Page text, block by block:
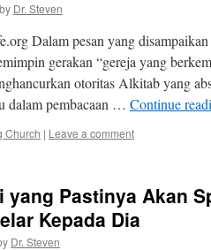
by Dr. Steven
Dalam pesan yang
gerakan “gereja yang
otoritas Alkitab yang
dalam pembacaan … Continue
Church | Leave a comment
yang Pastinya Akan
Kepada Dia
Dr. Steven